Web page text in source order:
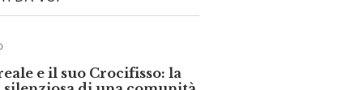
e il suo Crocifisso: la
di una comunità